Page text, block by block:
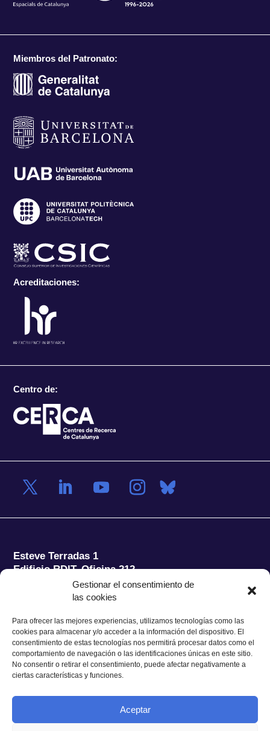
Gestionar el consentimiento de
las cookies
Para ofrecer las mejores experiencias, utilizamos tecnologías como las
cookies para almacenar y/o acceder a la información del dispositivo. El
consentimiento de estas tecnologías nos permitirá procesar datos como el
comportamiento de navegación o las identificaciones únicas en este sitio.
No consentir o retirar el consentimiento, puede afectar negativamente a
ciertas características y funciones.
Aceptar
Miembros del Patronato:
Acreditaciones:
Centro de:
Esteve Terradas 1
Edificio RDIT, Oficina 212
Parc Mediterrani de la Tecnologia (PMT) Campus
08860 Castelldefels (Barcelona)
Tel.:+34 93 280 2088
Fax:+34 93 280 6395
E-mail:ieec@ieec.cat